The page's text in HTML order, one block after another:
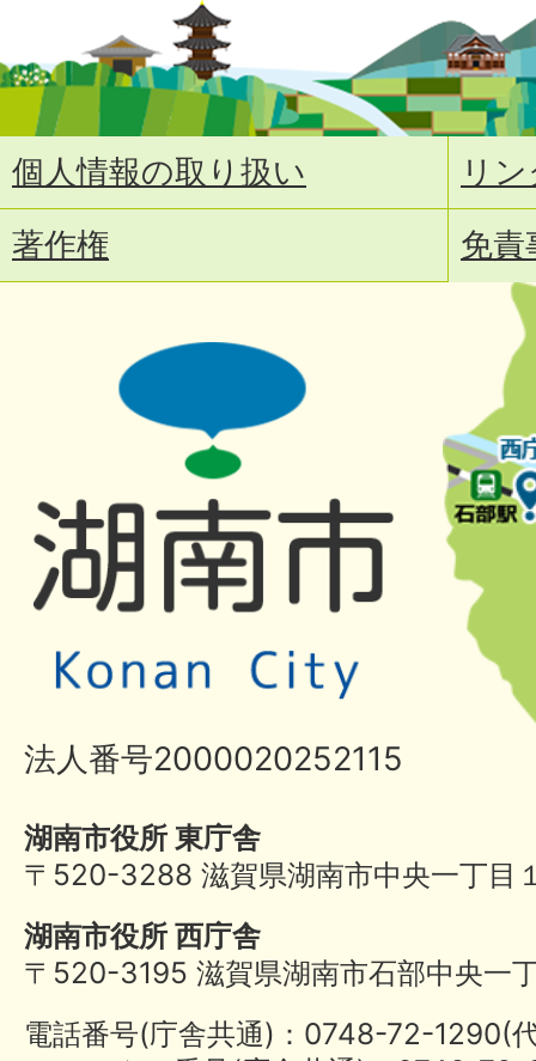
個人情報の取り扱い
リ
著作権
免責
法人番号2000020252115
湖南市役所 東庁舎
〒520-3288 滋賀県湖南市中央一丁目
湖南市役所 西庁舎
〒520-3195 滋賀県湖南市石部中央一
電話番号(庁舎共通)：0748-72-